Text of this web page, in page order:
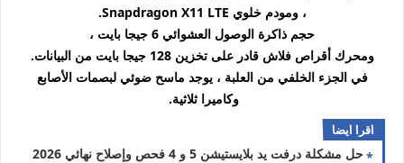
،ومودم خلوي Snapdragon X11 LTE.
حجم ذاكرة الوصول العشوائي 6 جيجا بايت ،
ومحرك أقراص فلاش قادر على تخزين 128 جيجا بايت من البيانات.
في الجزء الخلفي من العلبة ، يوجد ماسح ضوئي لبصمات الأصابع
وكاميرا ثلاثية.
اقرا ايضا
حل مشكلة درفت يد بلايستيشن 5 و 4 فحص وإصلاح نهائي 2026